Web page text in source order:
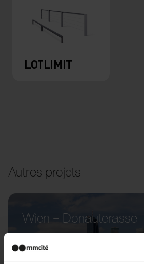
LOTLIMIT
Autres projets
Wien – Donauterasse